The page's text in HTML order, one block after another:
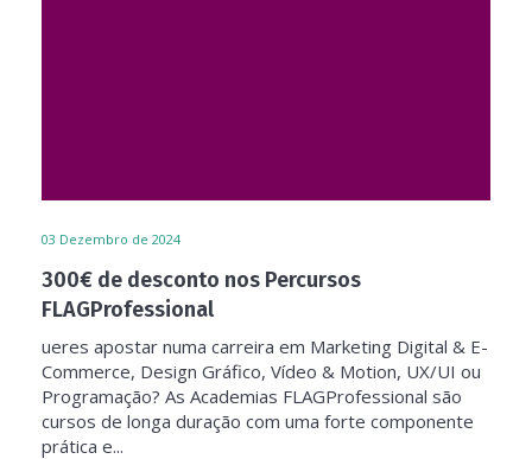
03 Dezembro de 2024
300€ de desconto nos Percursos
FLAGProfessional
ueres apostar numa carreira em Marketing Digital & E-
Commerce, Design Gráfico, Vídeo & Motion, UX/UI ou
Programação? As Academias FLAGProfessional são
cursos de longa duração com uma forte componente
prática e...